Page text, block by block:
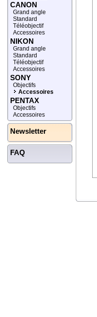
CANON
Grand angle
Standard
Téléobjectif
Accessoires
NIKON
Grand angle
Standard
Téléobjectif
Accessoires
SONY
Objectifs
Accessoires
PENTAX
Objectifs
Accessoires
Newsletter
FAQ